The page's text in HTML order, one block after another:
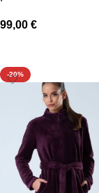
99,00 €
-20%